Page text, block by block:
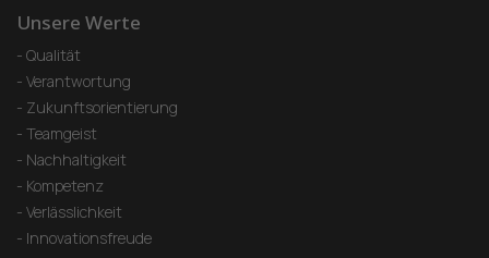
Unsere Werte
- Qualität
- Verantwortung
- Zukunftsorientierung
- Teamgeist
- Nachhaltigkeit
- Kompetenz
- Verlässlichkeit
- Innovationsfreude